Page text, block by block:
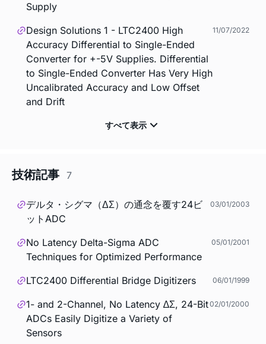
Supply
Design Solutions 1 - LTC2400 High
Accuracy Differential to Single-Ended
Converter for +-5V Supplies. Differential
to Single-Ended Converter Has Very High
Uncalibrated Accuracy and Low Offset
and Drift
11/07/2022
技術記事 7
デルタ・シグマ（ΔΣ）の通念を覆す24ビ
ットADC
03/01/2003
No Latency Delta-Sigma ADC
Techniques for Optimized Performance
05/01/2001
LTC2400 Differential Bridge Digitizers 06/01/1999
1- and 2-Channel, No Latency ∆Σ, 24-Bit
ADCs Easily Digitize a Variety of
Sensors
02/01/2000